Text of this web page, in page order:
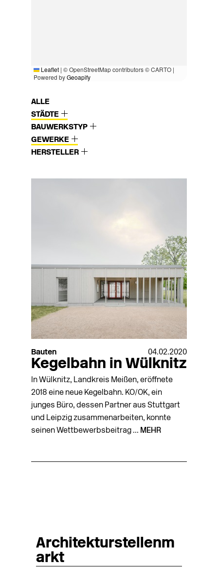
Leaflet | © OpenStreetMap contributors © CARTO |
Powered byGeoapify
ALLE
STÄDTE
BAUWERKSTYP
GEWERKE
HERSTELLER
Bauten 04.02.2020
Kegelbahn in Wülknitz
In Wülknitz, Landkreis Meißen, eröffnete
2018 eine neue Kegelbahn. KO/OK, ein
junges Büro, dessen Partner aus Stuttgart
und Leipzig zusammenarbeiten, konnte
seinen Wettbewerbsbeitrag ... MEHR
Architekturstellenm
arkt